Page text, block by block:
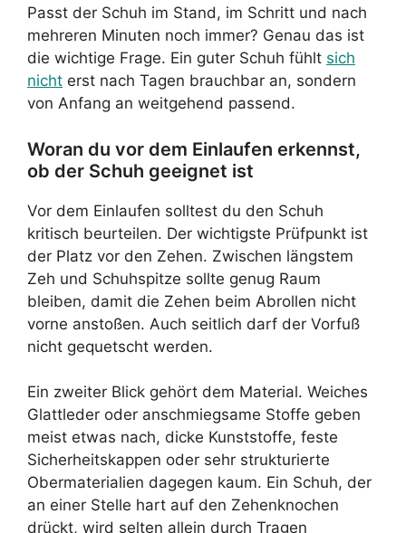
Passt der Schuh im Stand, im Schritt und nach
mehreren Minuten noch immer? Genau das ist
die wichtige Frage. Ein guter Schuh fühlt sich
nicht erst nach Tagen brauchbar an, sondern
von Anfang an weitgehend passend.
Woran du vor dem Einlaufen erkennst,
ob der Schuh geeignet ist
Vor dem Einlaufen solltest du den Schuh
kritisch beurteilen. Der wichtigste Prüfpunkt ist
der Platz vor den Zehen. Zwischen längstem
Zeh und Schuhspitze sollte genug Raum
bleiben, damit die Zehen beim Abrollen nicht
vorne anstoßen. Auch seitlich darf der Vorfuß
nicht gequetscht werden.
Ein zweiter Blick gehört dem Material. Weiches
Glattleder oder anschmiegsame Stoffe geben
meist etwas nach, dicke Kunststoffe, feste
Sicherheitskappen oder sehr strukturierte
Obermaterialien dagegen kaum. Ein Schuh, der
an einer Stelle hart auf den Zehenknochen
drückt, wird selten allein durch Tragen